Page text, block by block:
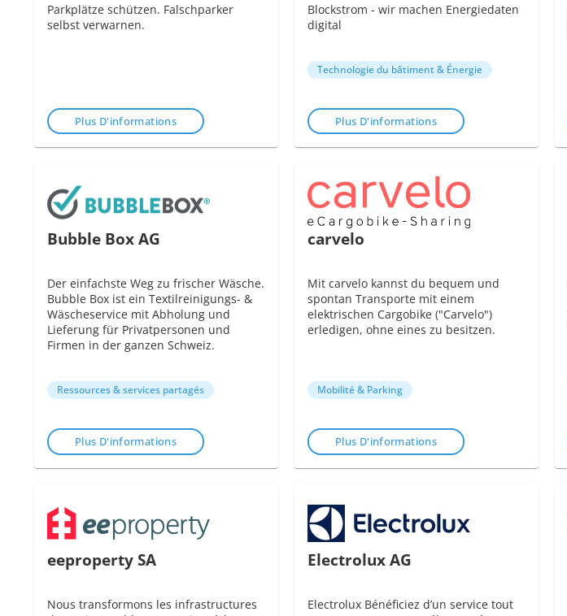
Parkplätze schützen. Falschparker
selbst verwarnen.
Plus D'informations
Blockstrom - wir machen Energiedaten
digital
Technologie du bâtiment & Énergie
Plus D'informations
Bubble Box AG
Der einfachste Weg zu frischer Wäsche.
Bubble Box ist ein Textilreinigungs- &
Wäscheservice mit Abholung und
Lieferung für Privatpersonen und
Firmen in der ganzen Schweiz.
Ressources & services partagés
Plus D'informations
carvelo
Mit carvelo kannst du bequem und
spontan Transporte mit einem
elektrischen Cargobike ("Carvelo")
erledigen, ohne eines zu besitzen.
Mobilité & Parking
Plus D'informations
eeproperty SA
Nous transformons les infrastructures
Electrolux AG
Electrolux Bénéficiez d’un service tout